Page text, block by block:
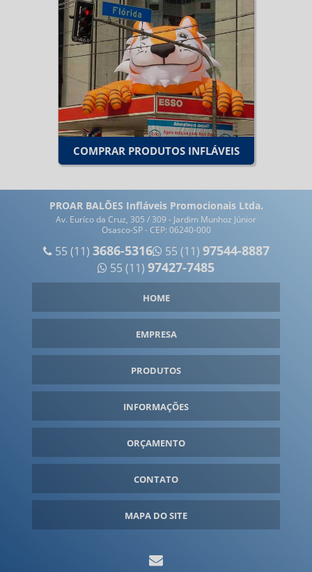
COMPRAR PRODUTOS INFLÁVEIS
PROAR BALÕES Infláveis Promocionais Ltda.
Av. Euríco da Cruz, 305 / 309 - Jardim Munhoz Júnior
Osasco-SP - CEP: 06240-000
55 (11) 3686-5316 55 (11) 97544-8887
55 (11) 97427-7485
HOME
EMPRESA
PRODUTOS
INFORMAÇÕES
ORÇAMENTO
CONTATO
MAPA DO SITE